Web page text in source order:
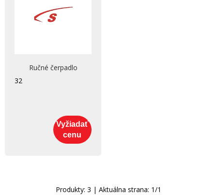
Ručné čerpadlo
32
Vyžiadať
cenu
Produkty: 3 | Aktuálna strana: 1/1